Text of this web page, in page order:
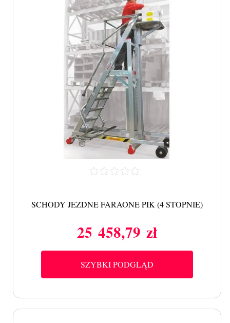
SCHODY JEZDNE FARAONE PIK (4 STOPNIE)
Cena
25 458,79 zł
SZYBKI PODGLĄD